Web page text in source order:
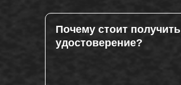
Почему стоит получить
удостоверение?